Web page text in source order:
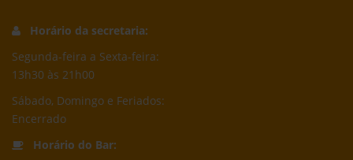
Horário da secretaria:
Segunda-feira a Sexta-feira:
13h30 às 21h00
Sábado, Domingo e Feriados:
Encerrado
Horário do Bar: